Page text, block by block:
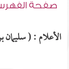
صفحة
الأعلام : ( سليمان